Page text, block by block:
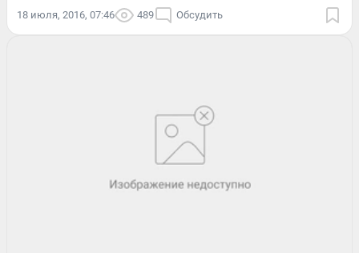
18 июля, 2016, 07:46 489 Обсудить